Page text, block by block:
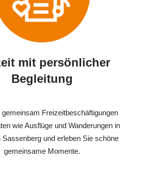
mit persönlicher
Begleitung
gemeinsam Freizeitbeschäftigungen
wie Ausflüge und Wanderungen in
Sassenberg und erleben Sie schöne
gemeinsame Momente.